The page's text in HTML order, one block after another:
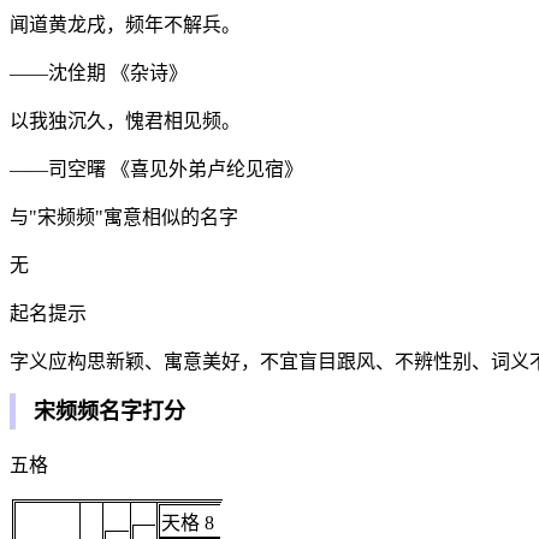
闻道黄龙戌，频年不解兵。
——沈佺期 《杂诗》
以我独沉久，愧君相见频。
——司空曙 《喜见外弟卢纶见宿》
与"宋频频"寓意相似的名字
无
起名提示
字义应构思新颖、寓意美好，不宜盲目跟风、不辨性别、词义
宋频频名字打分
五格
天格 8